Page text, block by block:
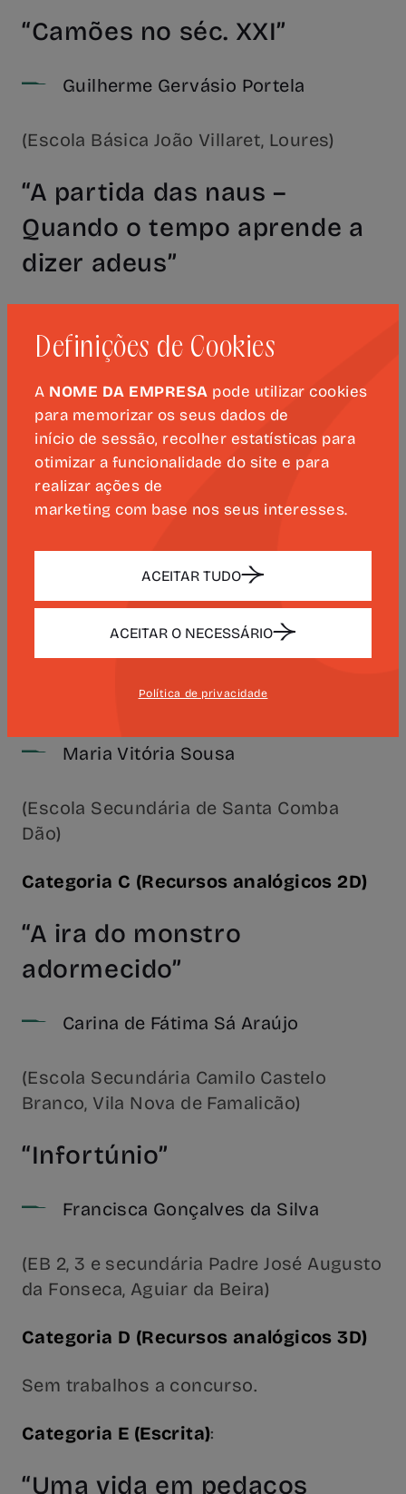
“Camões no séc. XXI”
Guilherme Gervásio Portela
(Escola Básica João Villaret, Loures)
“A partida das naus –
Quando o tempo aprende a
dizer adeus”
Escalão II – Alunos do
Ensino Secundário
Categoria A (Recursos digitais)
Sem trabalhos premiados.
“A imortalidade de Camões”
Maria Vitória Sousa
(Escola Secundária de Santa Comba
Dão)
Categoria C (Recursos analógicos 2D)
“A ira do monstro
adormecido”
Carina de Fátima Sá Araújo
(Escola Secundária Camilo Castelo
Branco, Vila Nova de Famalicão)
“Infortúnio”
Francisca Gonçalves da Silva
(EB 2, 3 e secundária Padre José Augusto
da Fonseca, Aguiar da Beira)
Categoria D (Recursos analógicos 3D)
Sem trabalhos a concurso.
Categoria E (Escrita):
“Uma vida em pedaços
Definições de Cookies
A NOME DA EMPRESA pode utilizar cookies
para memorizar os seus dados de
início de sessão, recolher estatísticas para
otimizar a funcionalidade do site e para
realizar ações de
marketing com base nos seus interesses.
ACEITAR TUDO
ACEITAR O NECESSÁRIO
Política de privacidade